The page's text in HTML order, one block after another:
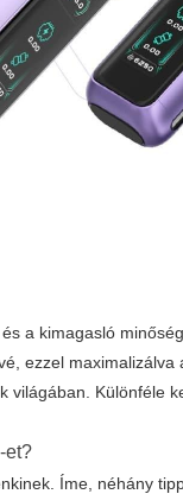
a kimagasló
ezzel maximalizálva
világában. Különféle
-et?
Íme, néhány